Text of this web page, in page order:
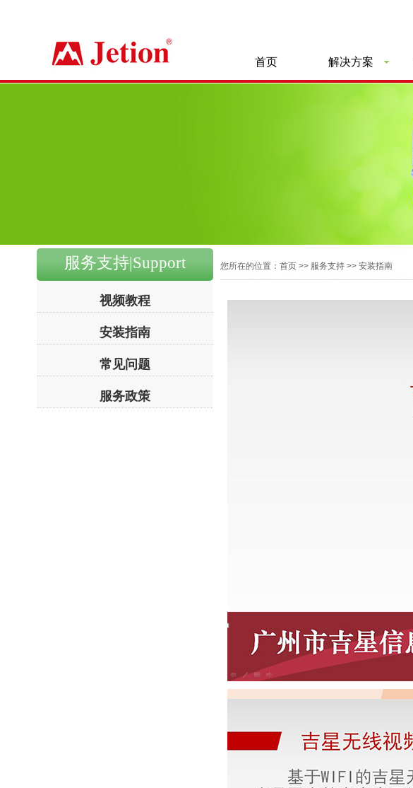
首页 解决方案
服务支持|Support
视频教程
安装指南
常见问题
服务政策
您所在的位置：首页 >> 服务支持 >> 安装指南